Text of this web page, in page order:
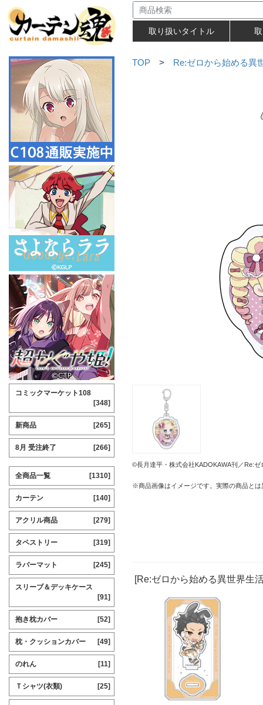
取り扱いタイトル
TOP > Re:ゼロから始める異
©長月達平・株式会社KADOKAWA刊／Re:
※商品画像はイメージです。実際の商品と
[Re:ゼロから始める異世界生
コミックマーケット108
[348]
新商品 [265]
8月 受注終了 [266]
全商品一覧 [1310]
カーテン [140]
アクリル商品 [279]
タペストリー [319]
ラバーマット [245]
スリーブ＆デッキケース
[91]
抱き枕カバー [52]
枕・クッションカバー [49]
のれん [11]
Ｔシャツ(衣類) [25]